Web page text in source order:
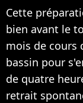
Cette
bien avant le
mois de cours
bassin pour
de quatre
retrait